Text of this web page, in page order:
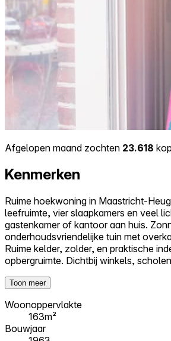
Afgelopen maand zochten 23.618
Kenmerken
Ruime hoekwoning in Maastricht-
leefruimte, vier slaapkamers en veel
gastenkamer of kantoor aan huis.
onderhoudsvriendelijke tuin met
Ruime kelder, zolder, en praktische
opbergruimte. Dichtbij winkels,
Toon meer
Woonoppervlakte
163m²
Bouwjaar